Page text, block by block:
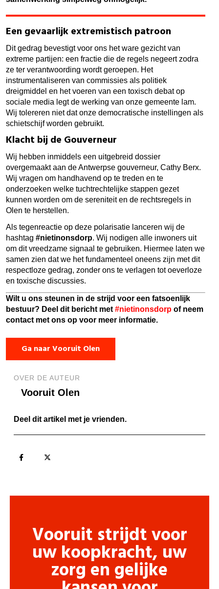
Een gevaarlijk extremistisch patroon
Dit gedrag bevestigt voor ons het ware gezicht van
extreme partijen: een fractie die de regels negeert zodra
ze ter verantwoording wordt geroepen. Het
instrumentaliseren van commissies als politiek
dreigmiddel en het voeren van een toxisch debat op
sociale media legt de werking van onze gemeente lam.
Wij tolereren niet dat onze democratische instellingen als
schietschijf worden gebruikt.
Klacht bij de Gouverneur
Wij hebben inmiddels een uitgebreid dossier
overgemaakt aan de Antwerpse gouverneur, Cathy Berx.
Wij vragen om handhavend op te treden en te
onderzoeken welke tuchtrechtelijke stappen gezet
kunnen worden om de sereniteit en de rechtsregels in
Olen te herstellen.
Als tegenreactie op deze polarisatie lanceren wij de
hashtag #nietinonsdorp. Wij nodigen alle inwoners uit
om dit vreedzame signaal te gebruiken. Hiermee laten we
samen zien dat we het fundamenteel oneens zijn met dit
respectloze gedrag, zonder ons te verlagen tot oeverloze
en toxische discussies.
Wilt u ons steunen in de strijd voor een fatsoenlijk
bestuur? Deel dit bericht met #nietinonsdorp of neem
contact met ons op voor meer informatie.
Ga naar Vooruit Olen
OVER DE AUTEUR
Vooruit Olen
Deel dit artikel met je vrienden.
Vooruit strijdt voor
uw koopkracht, uw
zorg en gelijke